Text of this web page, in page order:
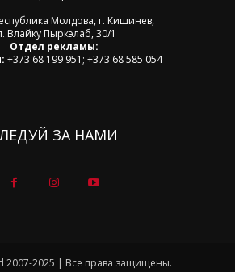
Молдова, г. Кишинев,
Влайку Пыркэлаб, 30/1
Отдел рекламы:
+373 68 199 951; +373 68 585 054
ЗА НАМИ
2007-2025 | Все права защищены.